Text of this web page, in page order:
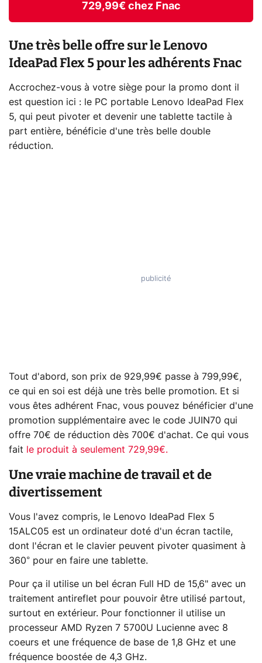
729,99€ chez Fnac
Une très belle offre sur le Lenovo
IdeaPad Flex 5 pour les adhérents Fnac
Accrochez-vous à votre siège pour la promo dont il
est question ici : le PC portable Lenovo IdeaPad Flex
5, qui peut pivoter et devenir une tablette tactile à
part entière, bénéficie d'une très belle double
réduction.
Tout d'abord, son prix de 929,99€ passe à 799,99€,
ce qui en soi est déjà une très belle promotion. Et si
vous êtes adhérent Fnac, vous pouvez bénéficier d'une
promotion supplémentaire avec le code JUIN70 qui
offre 70€ de réduction dès 700€ d'achat. Ce qui vous
fait
le produit à seulement 729,99€.
Une vraie machine de travail et de
divertissement
Vous l'avez compris, le Lenovo IdeaPad Flex 5
15ALC05 est un ordinateur doté d'un écran tactile,
dont l'écran et le clavier peuvent pivoter quasiment à
360° pour en faire une tablette.
Pour ça il utilise un bel écran Full HD de 15,6" avec un
traitement antireflet pour pouvoir être utilisé partout,
surtout en extérieur. Pour fonctionner il utilise un
processeur AMD Ryzen 7 5700U Lucienne avec 8
coeurs et une fréquence de base de 1,8 GHz et une
fréquence boostée de 4,3 GHz.